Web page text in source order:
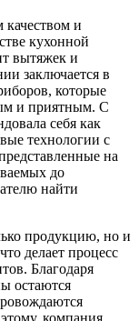
и
кухонной
вытяжек и
заключается в
которые
и приятным. С
себя как
технологии с
на
до
найти
продукцию, но и
делает процесс
Благодаря
остаются